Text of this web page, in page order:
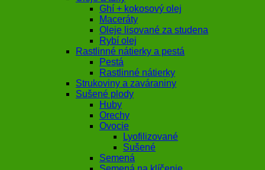
Ghí + kokosový olej
Maceráty
Oleje lisované za studena
Rybí olej
Rastlinné nátierky a pestá
Pestá
Rastlinné nátierky
Strukoviny a zaváraniny
Sušené plody
Huby
Orechy
Ovocie
Lyofilizované
Sušené
Semená